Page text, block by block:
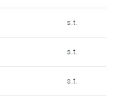
s.t.
s.t.
s.t.